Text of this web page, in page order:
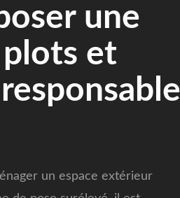
une
plots et
un espace extérieur